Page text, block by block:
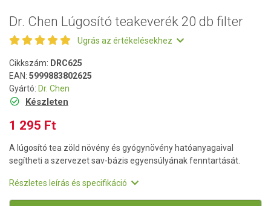
Dr. Chen Lúgosító teakeverék 20 db filter
Ugrás az értékelésekhez
Cikkszám: DRC625
EAN: 5999883802625
Gyártó: Dr. Chen
Készleten
1 295 Ft
A lúgosító tea zöld növény és gyógynövény hatóanyagaival
segítheti a szervezet sav-bázis egyensúlyának fenntartását.
Részletes leírás és specifikáció